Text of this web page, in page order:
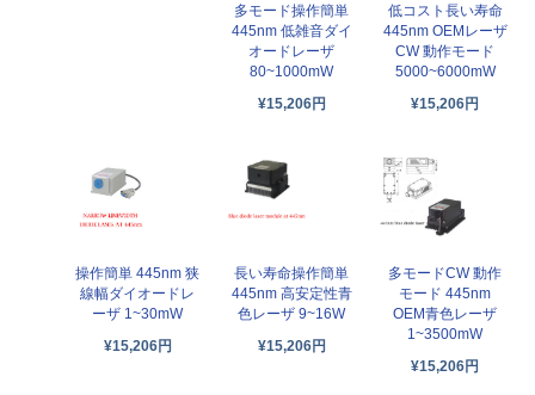
多モード操作簡単
445nm 低雑音ダイ
オードレーザ
80~1000mW
¥15,206円
低コスト長い寿命
445nm OEMレーザ
CW 動作モード
5000~6000mW
¥15,206円
操作簡単 445nm 狭
線幅ダイオードレ
ーザ 1~30mW
¥15,206円
長い寿命操作簡単
445nm 高安定性青
色レーザ 9~16W
¥15,206円
多モードCW 動作
モード 445nm
OEM青色レーザ
1~3500mW
¥15,206円